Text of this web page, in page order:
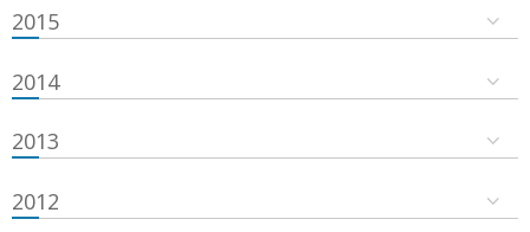
2015
2014
2013
2012